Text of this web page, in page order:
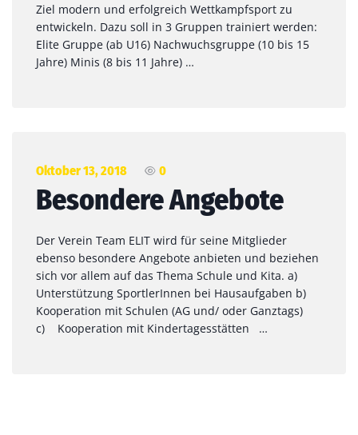
Ziel modern und erfolgreich Wettkampfsport zu
entwickeln. Dazu soll in 3 Gruppen trainiert werden:
Elite Gruppe (ab U16) Nachwuchsgruppe (10 bis 15
Jahre) Minis (8 bis 11 Jahre) …
Oktober 13, 2018 0
Besondere Angebote
Der Verein Team ELIT wird für seine Mitglieder
ebenso besondere Angebote anbieten und beziehen
sich vor allem auf das Thema Schule und Kita. a)
Unterstützung SportlerInnen bei Hausaufgaben b)
Kooperation mit Schulen (AG und/ oder Ganztags)
c) Kooperation mit Kindertagesstätten …